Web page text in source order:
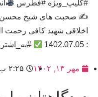
#کلیپ_ویژه #فطرس
✍ صحبت های شیخ
اخلاقی شهید کافی رحمت
: 1402.07.05
مهر ۱۳, ۱۴۰۲ ۲:۲۵ ب٫ظ